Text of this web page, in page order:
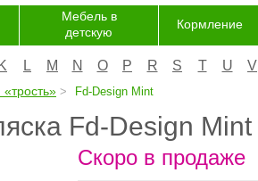
Мебель в
детскую
Кормление
K L M N O P R S T U V
Fd-Design Mint
Fd-Design Mint
Скоро в продаже